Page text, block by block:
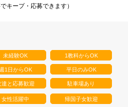
キープ・応募できます）
未経験OK 1教科からOK
1日からOK 平日のみOK
達と応募歓迎 駐車場あり
女性活躍中 帰国子女歓迎